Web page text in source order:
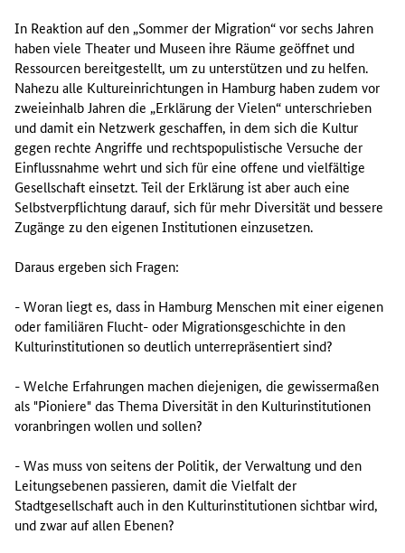
In Reaktion auf den „Sommer der Migration“ vor sechs Jahren
haben viele Theater und Museen ihre Räume geöffnet und
Ressourcen bereitgestellt, um zu unterstützen und zu helfen.
Nahezu alle Kultureinrichtungen in Hamburg haben zudem vor
zweieinhalb Jahren die „Erklärung der Vielen“ unterschrieben
und damit ein Netzwerk geschaffen, in dem sich die Kultur
gegen rechte Angriffe und rechtspopulistische Versuche der
Einflussnahme wehrt und sich für eine offene und vielfältige
Gesellschaft einsetzt. Teil der Erklärung ist aber auch eine
Selbstverpflichtung darauf, sich für mehr Diversität und bessere
Zugänge zu den eigenen Institutionen einzusetzen.
Daraus ergeben sich Fragen:
- Woran liegt es, dass in Hamburg Menschen mit einer eigenen
oder familiären Flucht- oder Migrationsgeschichte in den
Kulturinstitutionen so deutlich unterrepräsentiert sind?
- Welche Erfahrungen machen diejenigen, die gewissermaßen
als "Pioniere" das Thema Diversität in den Kulturinstitutionen
voranbringen wollen und sollen?
- Was muss von seitens der Politik, der Verwaltung und den
Leitungsebenen passieren, damit die Vielfalt der
Stadtgesellschaft auch in den Kulturinstitutionen sichtbar wird,
und zwar auf allen Ebenen?